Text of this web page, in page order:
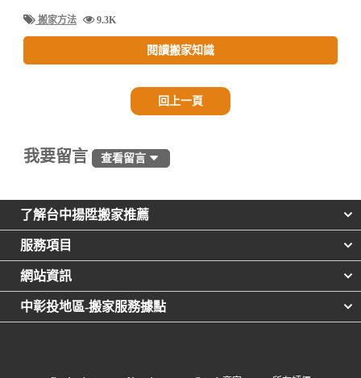
搬家方法 9.3K
閱讀搬家知識
回上一頁
我要留言 查看留言
了解台中揚陞搬家推薦
服務項目
網站資訊
中彰投地區-搬家服務據點